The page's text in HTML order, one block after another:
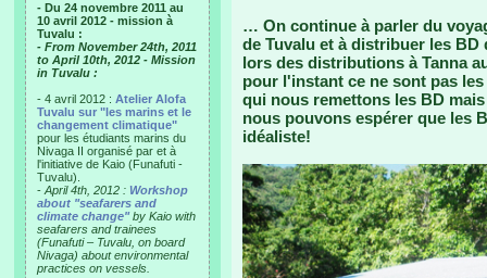
- Du 24 novembre 2011 au
10 avril 2012 - mission à
Tuvalu :
- From November 24th, 2011
to April 10th, 2012 - Mission
in Tuvalu :
- 4 avril 2012 : Atelier Alofa
Tuvalu sur "les marins et le
changement climatique"
pour les étudiants marins du
Nivaga II organisé par et à
l'initiative de Kaio (Funafuti -
Tuvalu).
- April 4th, 2012 : Workshop
about "seafarers and
climate change"by Kaio with
seafarers and trainees
(Funafuti – Tuvalu, on board
Nivaga) about environmental
practices on vessels.
… On continue à parler du
de Tuvalu et à distribuer les
lors des distributions à Tanna
pour l'instant ce ne sont pas
qui nous remettons les BD
nous pouvons espérer que les
idéaliste!